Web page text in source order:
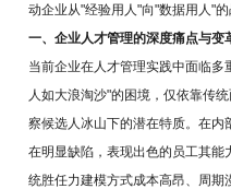
动企业从"经验用人"向"数据用人"的
一、企业人才管理的深度痛点与变
当前企业在人才管理实践中面临
人如大浪淘沙"的困境，仅依靠传
察候选人冰山下的潜在特质。在
在明显缺陷，表现出色的员工其
统胜任力建模方式成本高昂、周期